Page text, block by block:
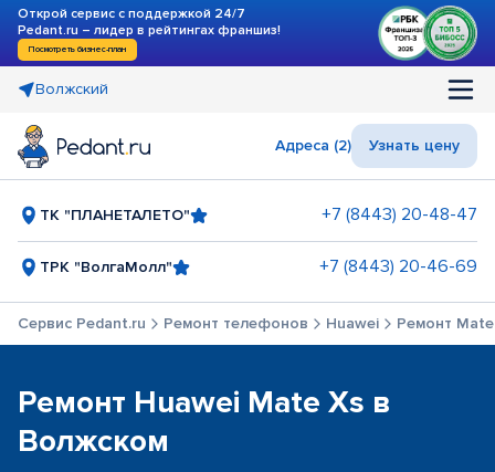
Открой сервис с поддержкой 24/7
Pedant.ru – лидер в рейтингах франшиз!
Посмотреть бизнес-план
Волжский
Адреса (2) Узнать цену
ТК "ПЛАНЕТАЛЕТО" +7 (8443) 20-48-47
ТРК "ВолгаМолл" +7 (8443) 20-46-69
Сервис Pedant.ru Ремонт телефонов Huawei Ремонт
Ремонт Huawei Mate Xs в
Волжском